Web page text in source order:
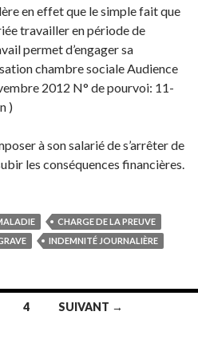
en effet que le simple fait que
travailler en période de
permet d’engager sa
chambre sociale Audience
2012 N° de pourvoi: 11-
)
à son salarié de s’arrêter de
les conséquences financières.
CHARGE DE LA PREUVE
INDEMNITÉ JOURNALIÈRE
4 SUIVANT →